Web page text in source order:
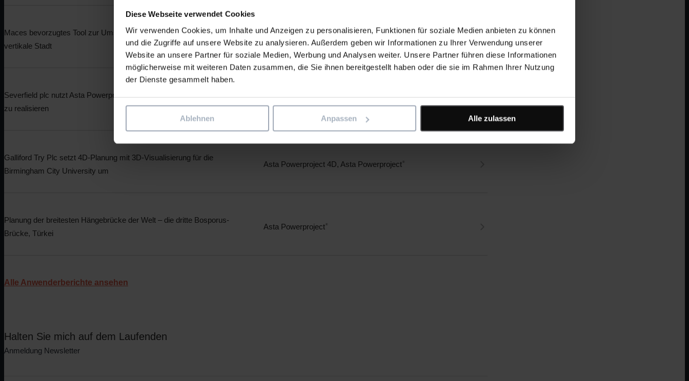
Diese Webseite verwendet Cookies
Wir verwenden Cookies, um Inhalte und Anzeigen zu personalisieren, Funktionen für soziale Medien anbieten zu können
und die Zugriffe auf unsere Website zu analysieren. Außerdem geben wir Informationen zu Ihrer Verwendung unserer
Website an unsere Partner für soziale Medien, Werbung und Analysen weiter. Unsere Partner führen diese Informationen
möglicherweise mit weiteren Daten zusammen, die Sie ihnen bereitgestellt haben oder die sie im Rahmen Ihrer Nutzung
der Dienste gesammelt haben.
Ablehnen Anpassen Alle zulassen
Maces bevorzugtes Tool zur Umsetzung ihres Projektplans für eine
vertikale Stadt
Asta Powerproject
Severfield plc nutzt Asta Powerproject, um höchste Standards im Stahlbau
zu realisieren
Galliford Try Plc setzt 4D-Planung mit 3D-Visualisierung für die
Birmingham City University um
Asta Powerproject 4D, Asta Powerproject
Planung der breitesten Hängebrücke der Welt – die dritte Bosporus-
Brücke, Türkei
Asta Powerproject
Alle Anwenderberichte ansehen
Halten Sie mich auf dem Laufenden
Anmeldung Newsletter